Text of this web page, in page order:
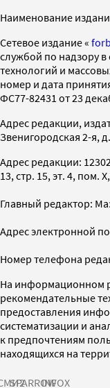
Наименование
Cетевое издание «
службой по надзору
технологий и
номер и дата
ФС77-82431 от 23
Адрес редакции,
Звенигородская 2-я,
Адрес редакции:
13, стр. 15, эт. 4, пом.
Главный редактор:
Адрес электронной
Номер телефона
На информационном
рекомендательные
предоставления
систематизации и
к предпочтениям
находящихся на
SPARROWINFOX